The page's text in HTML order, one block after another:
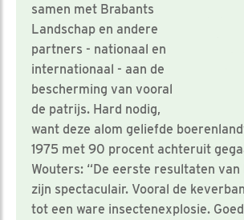
samen met Brabants
Landschap en andere
partners - nationaal en
internationaal - aan de
bescherming van vooral
de patrijs. Hard nodig,
want deze alom geliefde
1975 met 90 procent achteruit
Wouters: “De eerste resultaten van
zijn spectaculair. Vooral de
tot een ware insectenexplosie.